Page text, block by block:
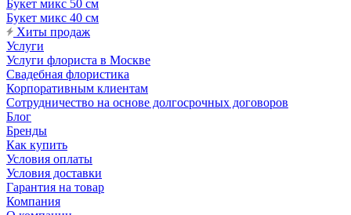
Букет микс 50 см
Букет микс 40 см
Хиты продаж
Услуги
Услуги флориста в Москве
Свадебная флористика
Корпоративным клиентам
Сотрудничество на основе долгосрочных договоров
Блог
Бренды
Как купить
Условия оплаты
Условия доставки
Гарантия на товар
Компания